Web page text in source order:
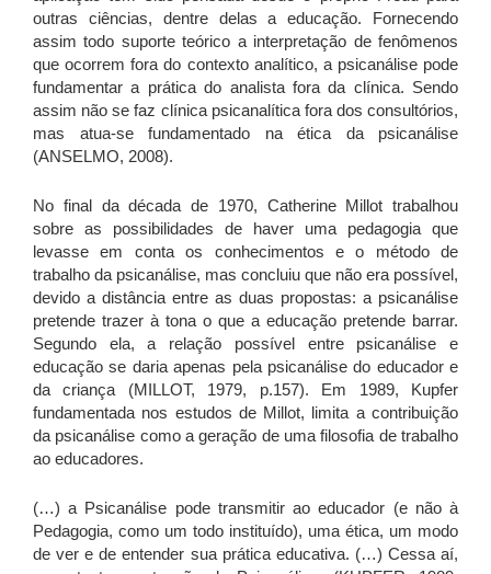
outras ciências, dentre delas a educação. Fornecendo
assim todo suporte teórico a interpretação de fenômenos
que ocorrem fora do contexto analítico, a psicanálise pode
fundamentar a prática do analista fora da clínica. Sendo
assim não se faz clínica psicanalítica fora dos consultórios,
mas atua-se fundamentado na ética da psicanálise
(ANSELMO, 2008).
No final da década de 1970, Catherine Millot trabalhou
sobre as possibilidades de haver uma pedagogia que
levasse em conta os conhecimentos e o método de
trabalho da psicanálise, mas concluiu que não era possível,
devido a distância entre as duas propostas: a psicanálise
pretende trazer à tona o que a educação pretende barrar.
Segundo ela, a relação possível entre psicanálise e
educação se daria apenas pela psicanálise do educador e
da criança (MILLOT, 1979, p.157). Em 1989, Kupfer
fundamentada nos estudos de Millot, limita a contribuição
da psicanálise como a geração de uma filosofia de trabalho
ao educadores.
(…) a Psicanálise pode transmitir ao educador (e não à
Pedagogia, como um todo instituído), uma ética, um modo
de ver e de entender sua prática educativa. (…) Cessa aí,